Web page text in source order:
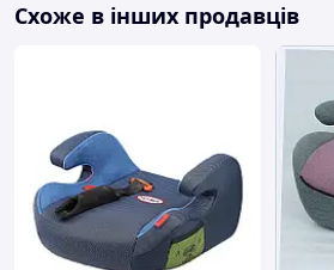
Схоже в інших продавців